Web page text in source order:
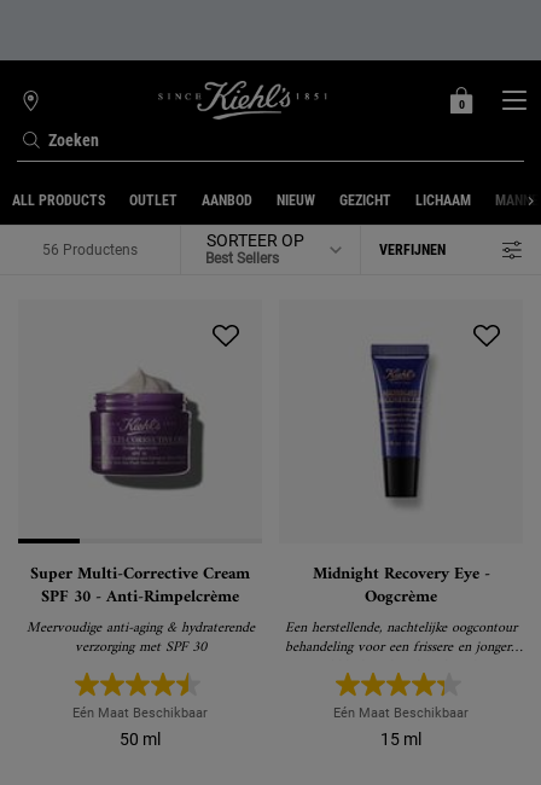
Zoeken
WINKELZOEKER
MIJN
0
0 PRODUCT
ALL PRODUCTS OUTLET AANBOD NIEUW GEZICHT LICHAAM
56 Productens SORTEER OP VERFIJNEN
FILTER MENU
Super Multi-Corrective Cream
SPF 30 - Anti-Rimpelcrème
Meervoudige anti-aging & hydraterende
verzorging met SPF 30
Eén Maat Beschikbaar
50 ml
Midnight Recovery Eye -
Oogcrème
Een herstellende, nachtelijke oogcontour
behandeling voor een frissere en jongere
blik de volgende ochtend
Eén Maat Beschikbaar
15 ml